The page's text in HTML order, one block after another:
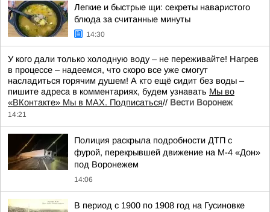
Легкие и быстрые щи: секреты наваристого
блюда за считанные минуты
14:30
У кого дали только холодную воду – не переживайте! Нагрев
в процессе – надеемся, что скоро все уже смогут
насладиться горячим душем! А кто ещё сидит без воды –
пишите адреса в комментариях, будем узнавать Мы во
«ВКонтакте» Мы в MAX. Подписаться// Вести Воронеж
14:21
Полиция раскрыла подробности ДТП с
фурой, перекрывшей движение на М-4 «Дон»
под Воронежем
14:06
В период с 1900 по 1908 год на Гусиновке